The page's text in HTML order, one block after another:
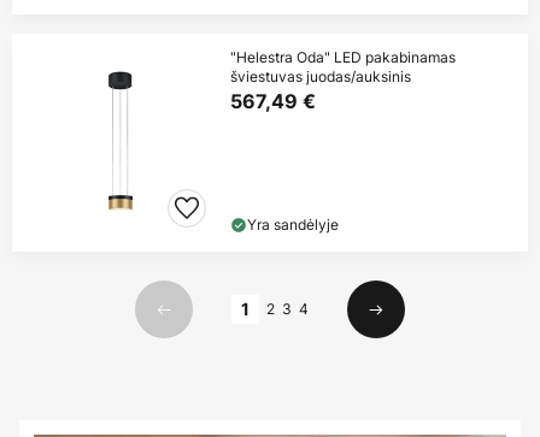
"Helestra Oda" LED pakabinamas
šviestuvas juodas/auksinis
567,49 €
Yra sandėlyje
Ankstesnis
1 2 3 4
Kitas